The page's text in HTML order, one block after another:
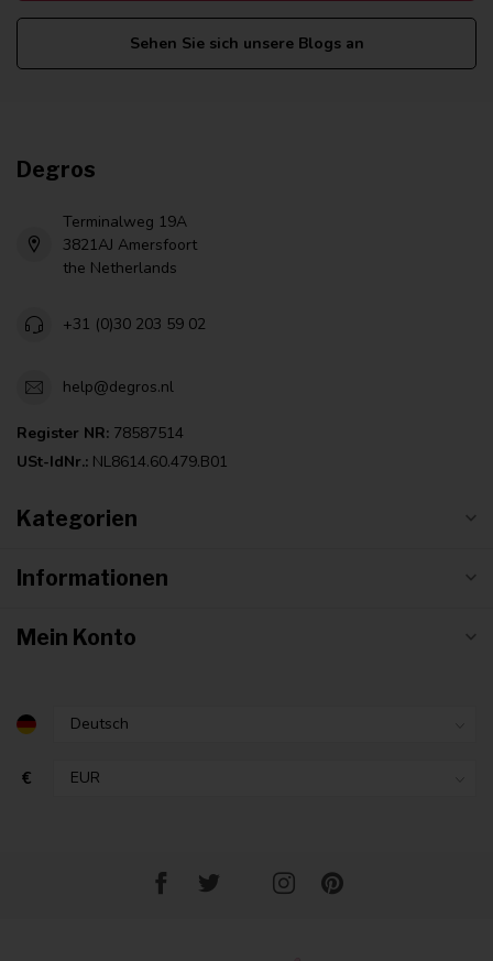
Sehen Sie sich unsere Blogs an
Degros
Terminalweg 19A
3821AJ Amersfoort
the Netherlands
+31 (0)30 203 59 02
help@degros.nl
Register NR: 78587514
USt-IdNr.: NL8614.60.479.B01
Kategorien
Informationen
Mein Konto
€